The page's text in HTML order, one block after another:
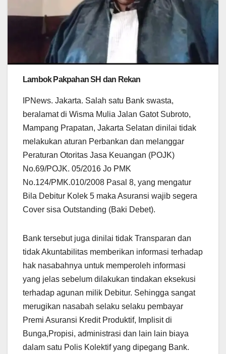
Lambok Pakpahan SH dan Rekan
IPNews. Jakarta. Salah satu Bank swasta,
beralamat di Wisma Mulia Jalan Gatot Subroto,
Mampang Prapatan, Jakarta Selatan dinilai tidak
melakukan aturan Perbankan dan melanggar
Peraturan Otoritas Jasa Keuangan (POJK)
No.69/POJK. 05/2016 Jo PMK
No.124/PMK.010/2008 Pasal 8, yang mengatur
Bila Debitur Kolek 5 maka Asuransi wajib segera
Cover sisa Outstanding (Baki Debet).
Bank tersebut juga dinilai tidak Transparan dan
tidak Akuntabilitas memberikan informasi terhadap
hak nasabahnya untuk memperoleh informasi
yang jelas sebelum dilakukan tindakan eksekusi
terhadap agunan milik Debitur. Sehingga sangat
merugikan nasabah selaku selaku pembayar
Premi Asuransi Kredit Produktif, Implisit di
Bunga,Propisi, administrasi dan lain lain biaya
dalam satu Polis Kolektif yang dipegang Bank.